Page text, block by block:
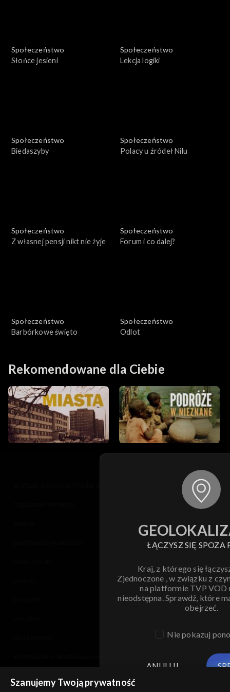
Społeczeństwo
Słońce jesieni
Społeczeństwo
Lekcja logiki
Społeczeństwo
Biedaszyby
Społeczeństwo
Polacy u źródeł Nilu
Społeczeństwo
Z własnej pensji nikt nie żyje
Społeczeństwo
Forum i co dalej?
Społeczeństwo
Barbórkowe święto
Społeczeństwo
Odlot
Rekomendowane dla Ciebie
ŁĄCZYSZ SIĘ SPOZA
Kraj, z którego się
Zjednoczone , w związku z
na platformie TVP VOD
nieodstępna. Sprawdź, które
obejrzeć.
Nie pokazuj
ANULUJ
Szanujemy Twoją prywatność